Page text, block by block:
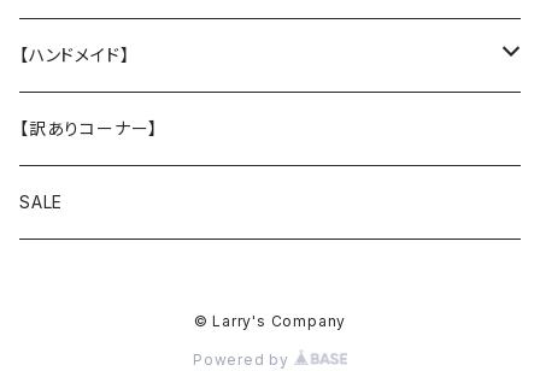
XLサイズ
ヴィンテージガラスシェード
ドッグウエア
ステッカー
レジームチキン
レジームラム
メンテナンスラム（大粒 小粒）
【ハンドメイド】
小物
スマホショルダー
【訳ありコーナー】
SALE
© Larry's Company
Powered by